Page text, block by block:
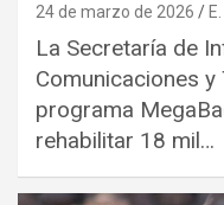
24 de marzo de 2026
La Secretaría de
Comunicaciones
programa
rehabilitar 18 mil…